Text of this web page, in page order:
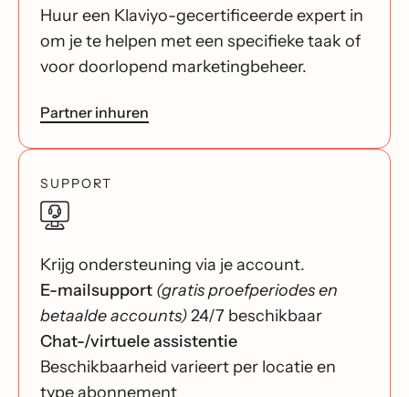
Huur een Klaviyo-gecertificeerde expert in
om je te helpen met een specifieke taak of
voor doorlopend marketingbeheer.
Partner inhuren
SUPPORT
Krijg ondersteuning via je account.
E-mailsupport (gratis proefperiodes en
betaalde accounts)24/7 beschikbaar
Chat-/virtuele assistentie
Beschikbaarheid varieert per locatie en
type abonnement